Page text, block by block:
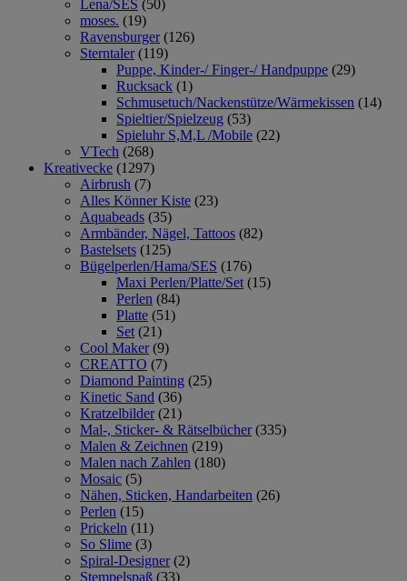
Lena/SES (50)
moses. (19)
Ravensburger (126)
Sterntaler (119)
Puppe, Kinder-/ Finger-/ Handpuppe (29)
Rucksack (1)
Schmusetuch/Nackenstütze/Wärmekissen (14)
Spieltier/Spielzeug (53)
Spieluhr S,M,L /Mobile (22)
VTech (268)
Kreativecke (1297)
Airbrush (7)
Alles Könner Kiste (23)
Aquabeads (35)
Armbänder, Nägel, Tattoos (82)
Bastelsets (125)
Bügelperlen/Hama/SES (176)
Maxi Perlen/Platte/Set (15)
Perlen (84)
Platte (51)
Set (21)
Cool Maker (9)
CREATTO (7)
Diamond Painting (25)
Kinetic Sand (36)
Kratzelbilder (21)
Mal-, Sticker- & Rätselbücher (335)
Malen & Zeichnen (219)
Malen nach Zahlen (180)
Mosaic (5)
Nähen, Sticken, Handarbeiten (26)
Perlen (15)
Prickeln (11)
So Slime (3)
Spiral-Designer (2)
Stempelspaß (33)